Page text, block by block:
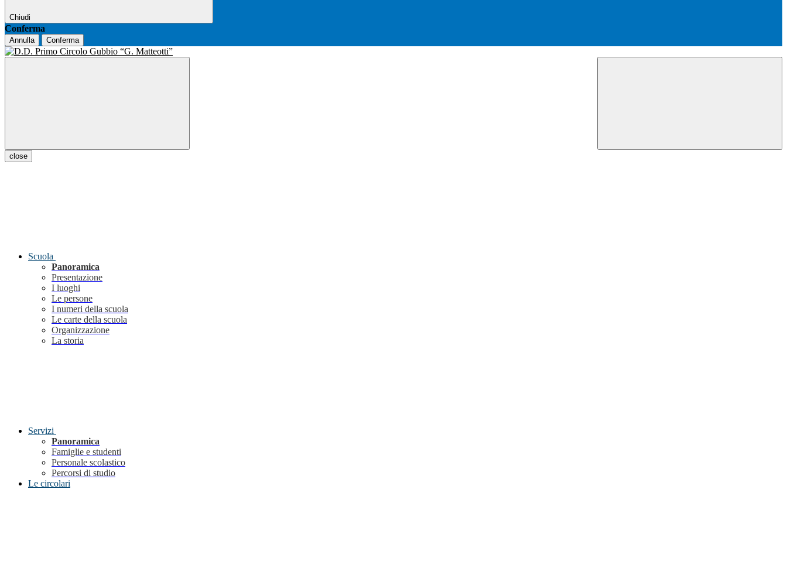
Chiudi
Conferma
Annulla Conferma
close
Scuola
Panoramica
Presentazione
I luoghi
Le persone
I numeri della scuola
Le carte della scuola
Organizzazione
La storia
Servizi
Panoramica
Famiglie e studenti
Personale scolastico
Percorsi di studio
Le circolari